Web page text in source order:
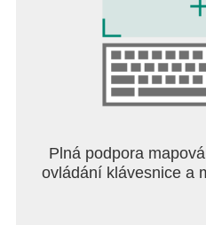
Plná podpora
ovládání klávesnice a